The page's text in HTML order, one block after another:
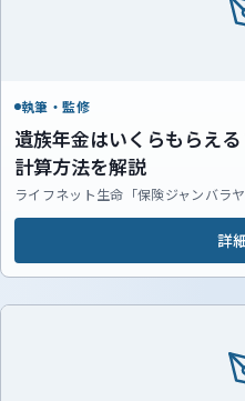
執筆・監修
遺族年金はいくらもらえ
計算方法を解説
ライフネット生命「保険ジャンバラ
詳